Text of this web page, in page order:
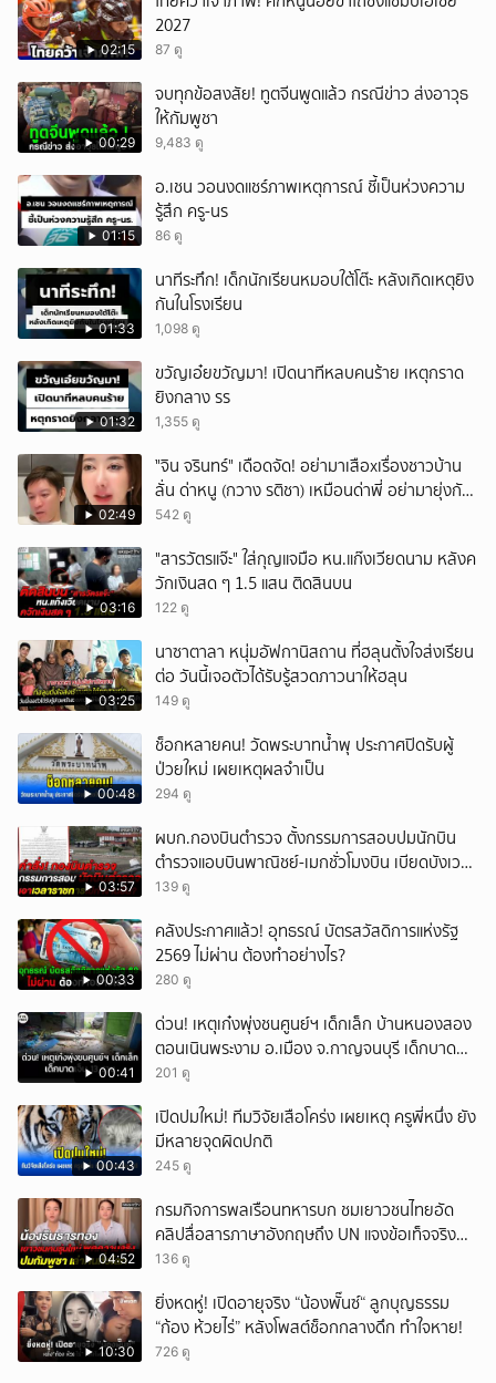
02:15
2027
87 ดู
00:29
จบทุกข้อสงสัย! ทูตจีนพูดแล้ว กรณีข่าว ส่งอาวุธ
ให้กัมพูชา
9,483 ดู
01:15
อ.เชน วอนงดแชร์ภาพเหตุการณ์ ชี้เป็นห่วงความ
รู้สึก ครู-นร
86 ดู
01:33
นาทีระทึก! เด็กนักเรียนหมอบใต้โต๊ะ หลังเกิดเหตุยิง
กันในโรงเรียน
1,098 ดู
01:32
ขวัญเอ๋ยขวัญมา! เปิดนาทีหลบคนร้าย เหตุกราด
ยิงกลาง รร
1,355 ดู
02:49
ั่"จิน จรินทร์" เดือดจัด! อย่ามาเสือxเรื่องชาวบ้าน
ลั่น ด่าหนู (กวาง รติชา) เหมือนด่าพี่ อย่ามายุ่งกับ
คนของผม จบ!!!
542 ดู
03:16
"สารวัตรแจ๊ะ" ใส่กุญแจมือ หน.แก๊งเวียดนาม หลังค
วักเงินสด ๆ 1.5 แสน ติดสินบน
122 ดู
03:25
นาซาตาลา หนุ่มอัฟกานิสถาน ที่ฮลุนตั้งใจส่งเรียน
ต่อ วันนี้เจอตัวได้รับรู้สวดภาวนาให้ฮลุน
149 ดู
00:48
ช็อกหลายคน! วัดพระบาทน้ำพุ ประกาศปิดรับผู้
ป่วยใหม่ เผยเหตุผลจำเป็น
294 ดู
03:57
ผบก.กองบินตำรวจ ตั้งกรรมการสอบปมนักบิน
ตำรวจแอบบินพาณิชย์-เมกชั่วโมงบิน เบียดบังเวลา
ทำหน้าที่
139 ดู
00:33
คลังประกาศแล้ว! อุทธรณ์ บัตรสวัสดิการแห่งรัฐ
2569 ไม่ผ่าน ต้องทำอย่างไร?
280 ดู
00:41
ด่วน! เหตุเก๋งพุ่งชนศูนย์ฯ เด็กเล็ก บ้านหนองสอง
ตอนเนินพระงาม อ.เมือง จ.กาญจนบุรี เด็กบาด
เจ็บ 13 ราย
201 ดู
00:43
เปิดปมใหม่! ทีมวิจัยเสือโคร่ง เผยเหตุ ครูพี่หนึ่ง ยัง
มีหลายจุดผิดปกติ
245 ดู
04:52
กรมกิจการพลเรือนทหารบก ชมเยาวชนไทยอัด
คลิปสื่อสารภาษาอังกฤษถึง UN แจงข้อเท็จจริง
ประวัติศาสตร์มนุษยธรรมไทย
136 ดู
10:30
ยิ่งหดหู่! เปิดอายุจริง “น้องพั๊นซ์“ ลูกบุญธรรม
“ก้อง ห้วยไร่” หลังโพสต์ช็อกกลางดึก ทำใจหาย!
726 ดู